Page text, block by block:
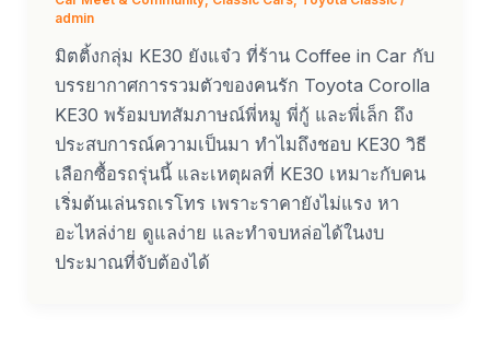
admin
มิตติ้งกลุ่ม KE30 ยังแจ๋ว ที่ร้าน Coffee in Car กับ
บรรยากาศการรวมตัวของคนรัก Toyota Corolla
KE30 พร้อมบทสัมภาษณ์พี่หมู พี่กู้ และพี่เล็ก ถึง
ประสบการณ์ความเป็นมา ทำไมถึงชอบ KE30 วิธี
เลือกซื้อรถรุ่นนี้ และเหตุผลที่ KE30 เหมาะกับคน
เริ่มต้นเล่นรถเรโทร เพราะราคายังไม่แรง หา
อะไหล่ง่าย ดูแลง่าย และทำจบหล่อได้ในงบ
ประมาณที่จับต้องได้